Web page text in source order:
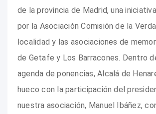
de la provincia de Madrid, una
por la Asociación Comisión de la
localidad y las asociaciones de
de Getafe y Los Barracones. Dentro
agenda de ponencias, Alcalá de
hueco con la participación del
nuestra asociación, Manuel Ibáñez,